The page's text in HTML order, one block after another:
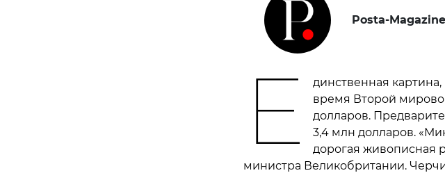
Posta-Magazine
Е
динственная
время Второй
долларов.
3,4 млн долларов.
дорогая живописная
министра Великобритании.